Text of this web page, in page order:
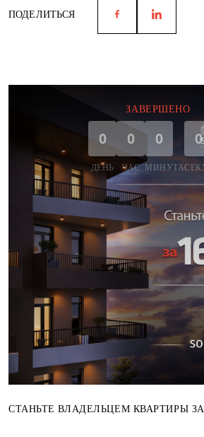
ПОДЕЛИТЬСЯ
ЗАВЕРШЕНО
0
ДЕНЬ
0
ЧАС
0
МИНУТА
0
СТАНЬТЕ ВЛАДЕЛЬЦЕМ КВАРТИРЫ